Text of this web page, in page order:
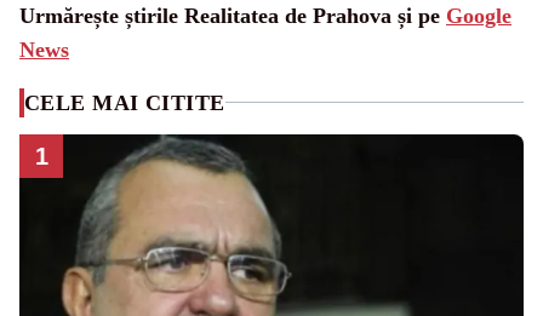
Urmărește știrile Realitatea de Prahova și pe Google
News
CELE MAI CITITE
1